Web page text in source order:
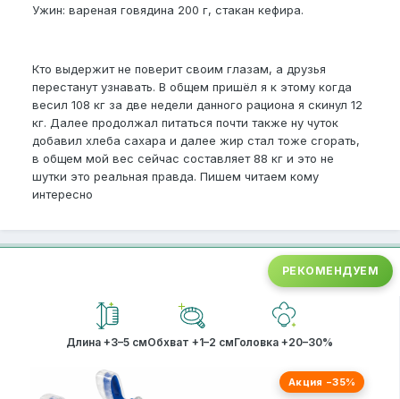
Ужин: вареная говядина 200 г, стакан кефира.
Кто выдержит не поверит своим глазам, а друзья
перестанут узнавать. В общем пришёл я к этому когда
весил 108 кг за две недели данного рациона я скинул 12
кг. Далее продолжал питаться почти также ну чуток
добавил хлеба сахара и далее жир стал тоже сгорать,
в общем мой вес сейчас составляет 88 кг и это не
шутки это реальная правда. Пишем читаем кому
интересно
РЕКОМЕНДУЕМ
Длина +3–5 смОбхват +1–2 смГоловка +20–30%
Акция −35%